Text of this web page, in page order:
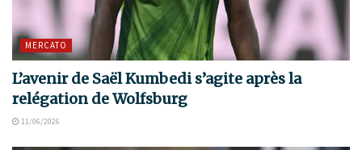
MERCATO
L’avenir de Saël Kumbedi s’agite après la
relégation de Wolfsburg
11/06/2026